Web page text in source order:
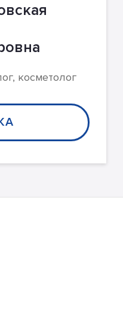
косметолог